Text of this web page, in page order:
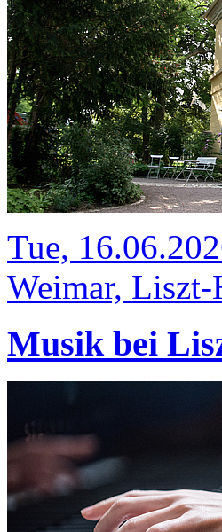
Tue,
Weimar, Liszt-
Musik bei